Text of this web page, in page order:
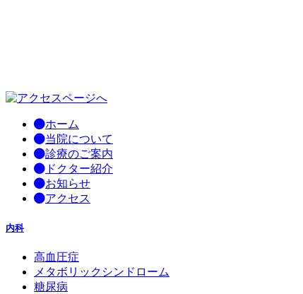
ホーム
当院について
診療のご案内
ドクター紹介
お知らせ
アクセス
内科
高血圧症
メタボリックシンドローム
糖尿病